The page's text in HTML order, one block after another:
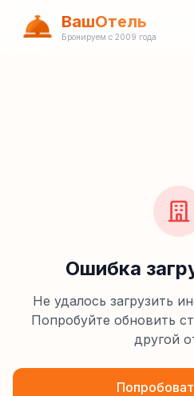
ВашОтель
Бронируем с 2009 года
Ошибка
Не удалось загрузить
Попробуйте обновить
другой